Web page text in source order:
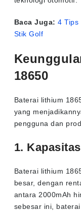
Baca Juga: 4 Tips
Stik Golf
18650
Baterai lithium
yang
pengguna dan
1.
Baterai lithium
besar, dengan
antara 2000mAh
sebesar ini,